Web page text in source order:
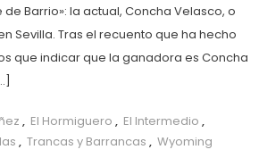
Barrio»: la actual, Concha Velasco, o
Sevilla. Tras el recuento que ha hecho
que indicar que la ganadora es Concha
, El Hormiguero , El Intermedio ,
, Trancas y Barrancas , Wyoming